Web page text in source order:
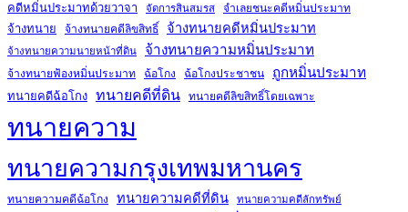
คดีหมิ่นประมาทด้วยวาจา จัดการสินสมรส จำเลยชนะคดีหมิ่นประมาท
จ้างทนาย จ้างทนายคดีลิขสิทธิ์ จ้างทนายคดีหมิ่นประมาท
จ้างทนายความนายหน้าที่ดิน จ้างทนายความหมิ่นประมาท
จ้างทนายฟ้องหมิ่นประมาท ฉ้อโกง ฉ้อโกงประชาชน ถูกหมิ่นประมาท
ทนายคดีฉ้อโกง ทนายคดีที่ดิน ทนายคดีลิขสิทธิ์โดยเฉพาะ
ทนายความ
ทนายความกรุงเทพมหานคร
ทนายความคดีฉ้อโกง ทนายความคดีที่ดิน ทนายความคดีลักทรัพย์